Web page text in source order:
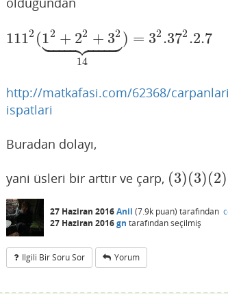
1112 (12 + 22 + 32
 

 
14
) = 32 .372 .2.7
1112 12+ 22 +32 ⏟14)= 3 2.372.2.7
http://matkafasi.com/62368/
ispatlari
Buradan dolayı,
yani üsleri bir arttır ve çarp, (3)(3)(2)
(3)(3)(2)(2)
27 Haziran 2016Anil (7.9k puan) tarafından
27 Haziran 2016gn tarafındanseçilmiş
Ilgili Bir Soru Sor Yorum